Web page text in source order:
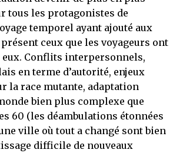
tous les protagonistes de
temporel ayant ajouté aux
ceux que les voyageurs ont
eux. Conflits interpersonnels,
en terme d’autorité, enjeux
la race mutante, adaptation
bien plus complexe que
60 (les déambulations étonnées
ville où tout a changé sont bien
difficile de nouveaux